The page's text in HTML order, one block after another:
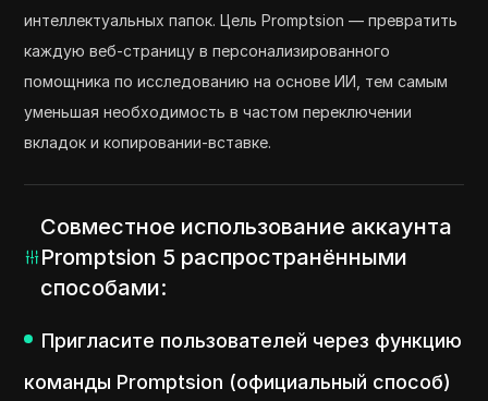
интеллектуальных папок. Цель Promptsion — превратить
каждую веб-страницу в персонализированного
помощника по исследованию на основе ИИ, тем самым
уменьшая необходимость в частом переключении
вкладок и копировании-вставке.
Совместное использование аккаунта
Promptsion 5 распространёнными
способами:
Пригласите пользователей через функцию
команды Promptsion (официальный способ)